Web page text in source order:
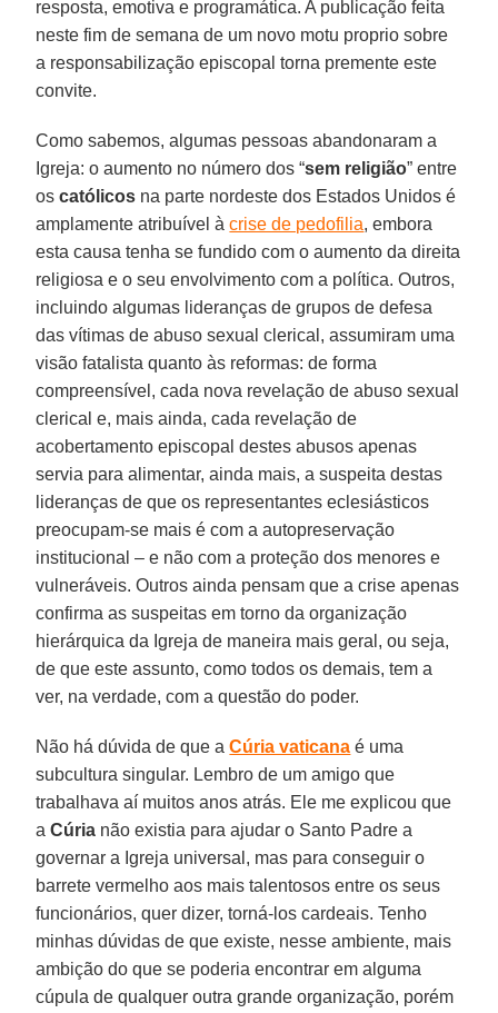
resposta, emotiva e programática. A publicação feita
neste fim de semana de um novo motu proprio sobre
a responsabilização episcopal torna premente este
convite.
Como sabemos, algumas pessoas abandonaram a
Igreja: o aumento no número dos “sem religião” entre
os católicos na parte nordeste dos Estados Unidos é
amplamente atribuível àcrise de pedofilia, embora
esta causa tenha se fundido com o aumento da direita
religiosa e o seu envolvimento com a política. Outros,
incluindo algumas lideranças de grupos de defesa
das vítimas de abuso sexual clerical, assumiram uma
visão fatalista quanto às reformas: de forma
compreensível, cada nova revelação de abuso sexual
clerical e, mais ainda, cada revelação de
acobertamento episcopal destes abusos apenas
servia para alimentar, ainda mais, a suspeita destas
lideranças de que os representantes eclesiásticos
preocupam-se mais é com a autopreservação
institucional – e não com a proteção dos menores e
vulneráveis. Outros ainda pensam que a crise apenas
confirma as suspeitas em torno da organização
hierárquica da Igreja de maneira mais geral, ou seja,
de que este assunto, como todos os demais, tem a
ver, na verdade, com a questão do poder.
Não há dúvida de que aCúria vaticana é uma
subcultura singular. Lembro de um amigo que
trabalhava aí muitos anos atrás. Ele me explicou que
aCúria não existia para ajudar o Santo Padre a
governar a Igreja universal, mas para conseguir o
barrete vermelho aos mais talentosos entre os seus
funcionários, quer dizer, torná-los cardeais. Tenho
minhas dúvidas de que existe, nesse ambiente, mais
ambição do que se poderia encontrar em alguma
cúpula de qualquer outra grande organização, porém